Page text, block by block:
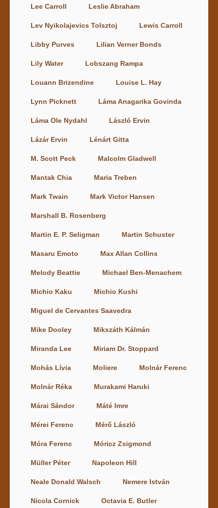
Lee Carroll Leslie Abraham
Lev Nyikolajevics Tolsztoj Lewis Carroll
Libby Purves Lilian Verner Bonds
Lily Water Lobszang Rampa
Louann Brizendine Louise L. Hay
Lynn Picknett Láma Anagarika Govinda
Láma Ole Nydahl László Ervin
Lázár Ervin Lénárt Gitta
M. Scott Peck Malcolm Gladwell
Mantak Chia Maria Treben
Mark Twain Mark Victor Hansen
Marshall B. Rosenberg
Martin E. P. Seligman Martin Schuster
Masaru Emoto Max Allan Collins
Melody Beattie Michael Ben-Menachem
Michio Kaku Michio Kushi
Miguel de Cervantes Saavedra
Mike Dooley Mikszáth Kálmán
Miranda Lee Miriam Dr. Stoppard
Mohás Lívia Moliere Molnár Ferenc
Molnár Réka Murakami Haruki
Márai Sándor Máté Imre
Mérei Ferenc Mérő László
Móra Ferenc Móricz Zsigmond
Müller Péter Napoleon Hill
Neale Donald Walsch Nemere István
Nicola Cornick Octavia E. Butler